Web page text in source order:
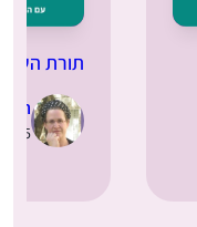
תורת
25.03.2025